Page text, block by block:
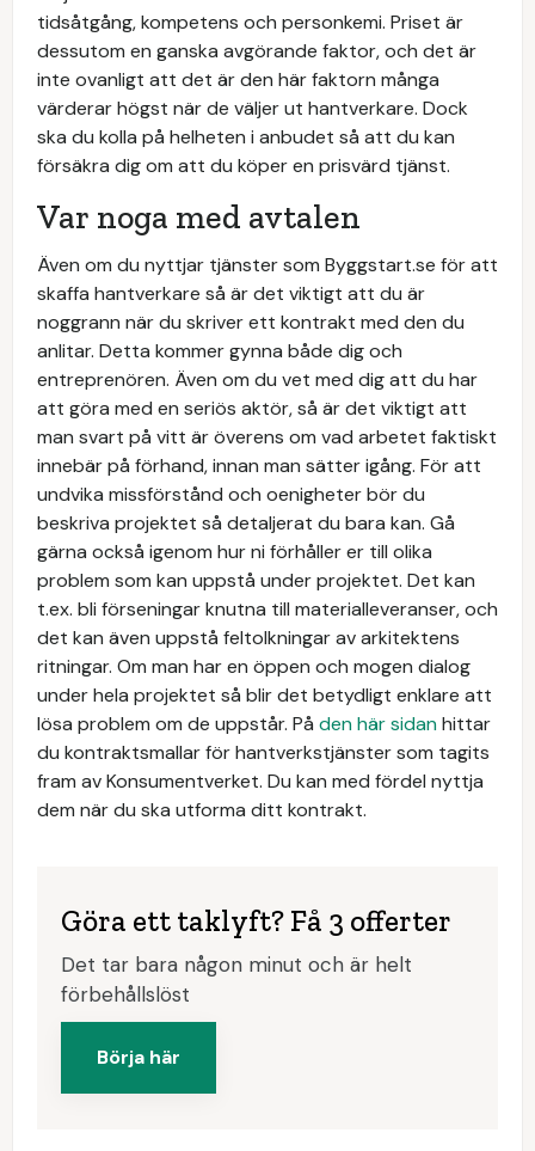
tidsåtgång, kompetens och personkemi. Priset är
dessutom en ganska avgörande faktor, och det är
inte ovanligt att det är den här faktorn många
värderar högst när de väljer ut hantverkare. Dock
ska du kolla på helheten i anbudet så att du kan
försäkra dig om att du köper en prisvärd tjänst.
Var noga med avtalen
Även om du nyttjar tjänster som Byggstart.se för att
skaffa hantverkare så är det viktigt att du är
noggrann när du skriver ett kontrakt med den du
anlitar. Detta kommer gynna både dig och
entreprenören. Även om du vet med dig att du har
att göra med en seriös aktör, så är det viktigt att
man svart på vitt är överens om vad arbetet faktiskt
innebär på förhand, innan man sätter igång. För att
undvika missförstånd och oenigheter bör du
beskriva projektet så detaljerat du bara kan. Gå
gärna också igenom hur ni förhåller er till olika
problem som kan uppstå under projektet. Det kan
t.ex. bli förseningar knutna till materialleveranser, och
det kan även uppstå feltolkningar av arkitektens
ritningar. Om man har en öppen och mogen dialog
under hela projektet så blir det betydligt enklare att
lösa problem om de uppstår. På den här sidanhittar
du kontraktsmallar för hantverkstjänster som tagits
fram av Konsumentverket. Du kan med fördel nyttja
dem när du ska utforma ditt kontrakt.
Göra ett taklyft? Få 3 offerter
Det tar bara någon minut och är helt
förbehållslöst
Börja här